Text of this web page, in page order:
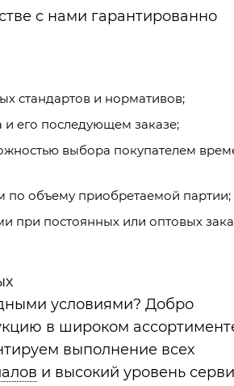
с нами гарантированно
стандартов и нормативов;
его последующем заказе;
выбора покупателем
по объему приобретаемой партии;
при постоянных или оптовых
условиями? Добро
в широком
выполнение всех
и высокий уровень